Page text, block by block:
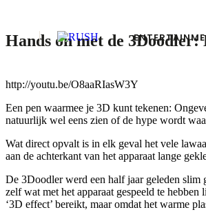
Hands on met de 3Doodler:
http://youtu.be/O8aaRIasW3Y
Een pen waarmee je 3D kunt tekenen:
natuurlijk wel eens zien of de hype wordt
Wat direct opvalt is in elk geval het vele
aan de achterkant van het apparaat lange
De 3Doodler werd een half jaar geleden slim
zelf wat met het apparaat gespeeld te
‘3D effect’ bereikt, maar omdat het warme